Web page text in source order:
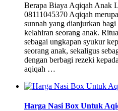
Berapa Biaya Aqiqah Anak
08111045370 Aqiqah
sunnah yang dianjurkan
kelahiran seorang anak.
sebagai ungkapan syukur
seorang anak, sekaligus
dengan berbagi rezeki
aqiqah …
Harga Nasi Box Untuk